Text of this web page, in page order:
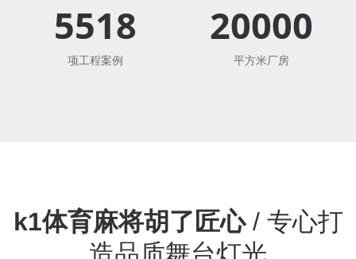
5518
项工程案例
20000
平方米厂房
k1体育麻将胡了匠心/ 专心打